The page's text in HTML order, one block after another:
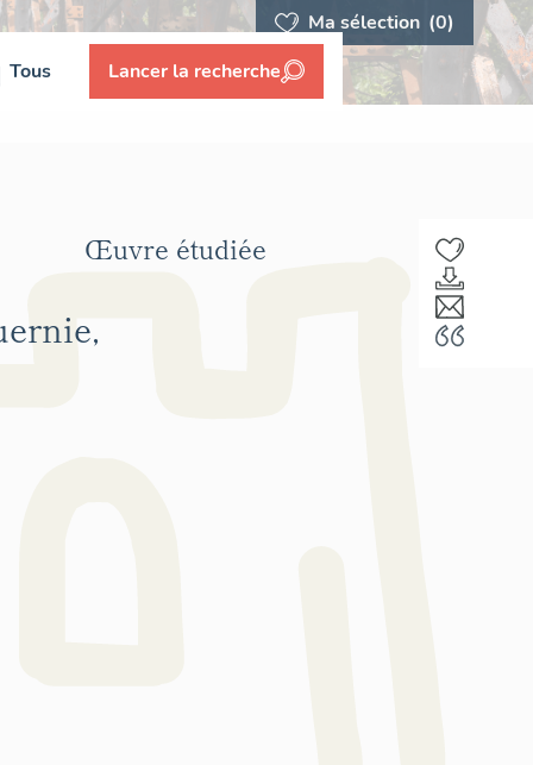
Ma sélection (0)
Tous Lancer la recherche
Œuvre étudiée